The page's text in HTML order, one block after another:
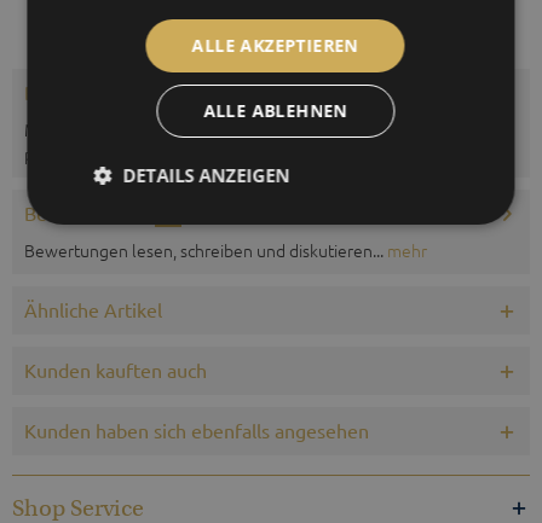
Beschreibung
Maritime Quarzuhr in schwerem Messing. Das Gussgehäuse ist
poliert oder verchromt. Durchmesser...
Bewertungen
Bewertungen lesen, schreiben und diskutieren... mehr
Ähnliche Artikel
Kunden kauften auch
Kunden haben sich ebenfalls angesehen
Shop Service
ALLE AKZEPTIEREN
ALLE ABLEHNEN
DETAILS ANZEIGEN